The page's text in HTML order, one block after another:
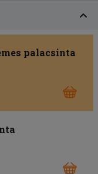
palacsinta